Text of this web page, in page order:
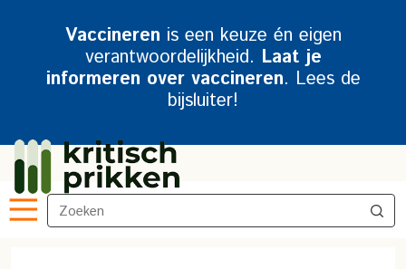
Vaccineren is een keuze én eigen
verantwoordelijkheid. Laat je
informeren over vaccineren. Lees de
bijsluiter!